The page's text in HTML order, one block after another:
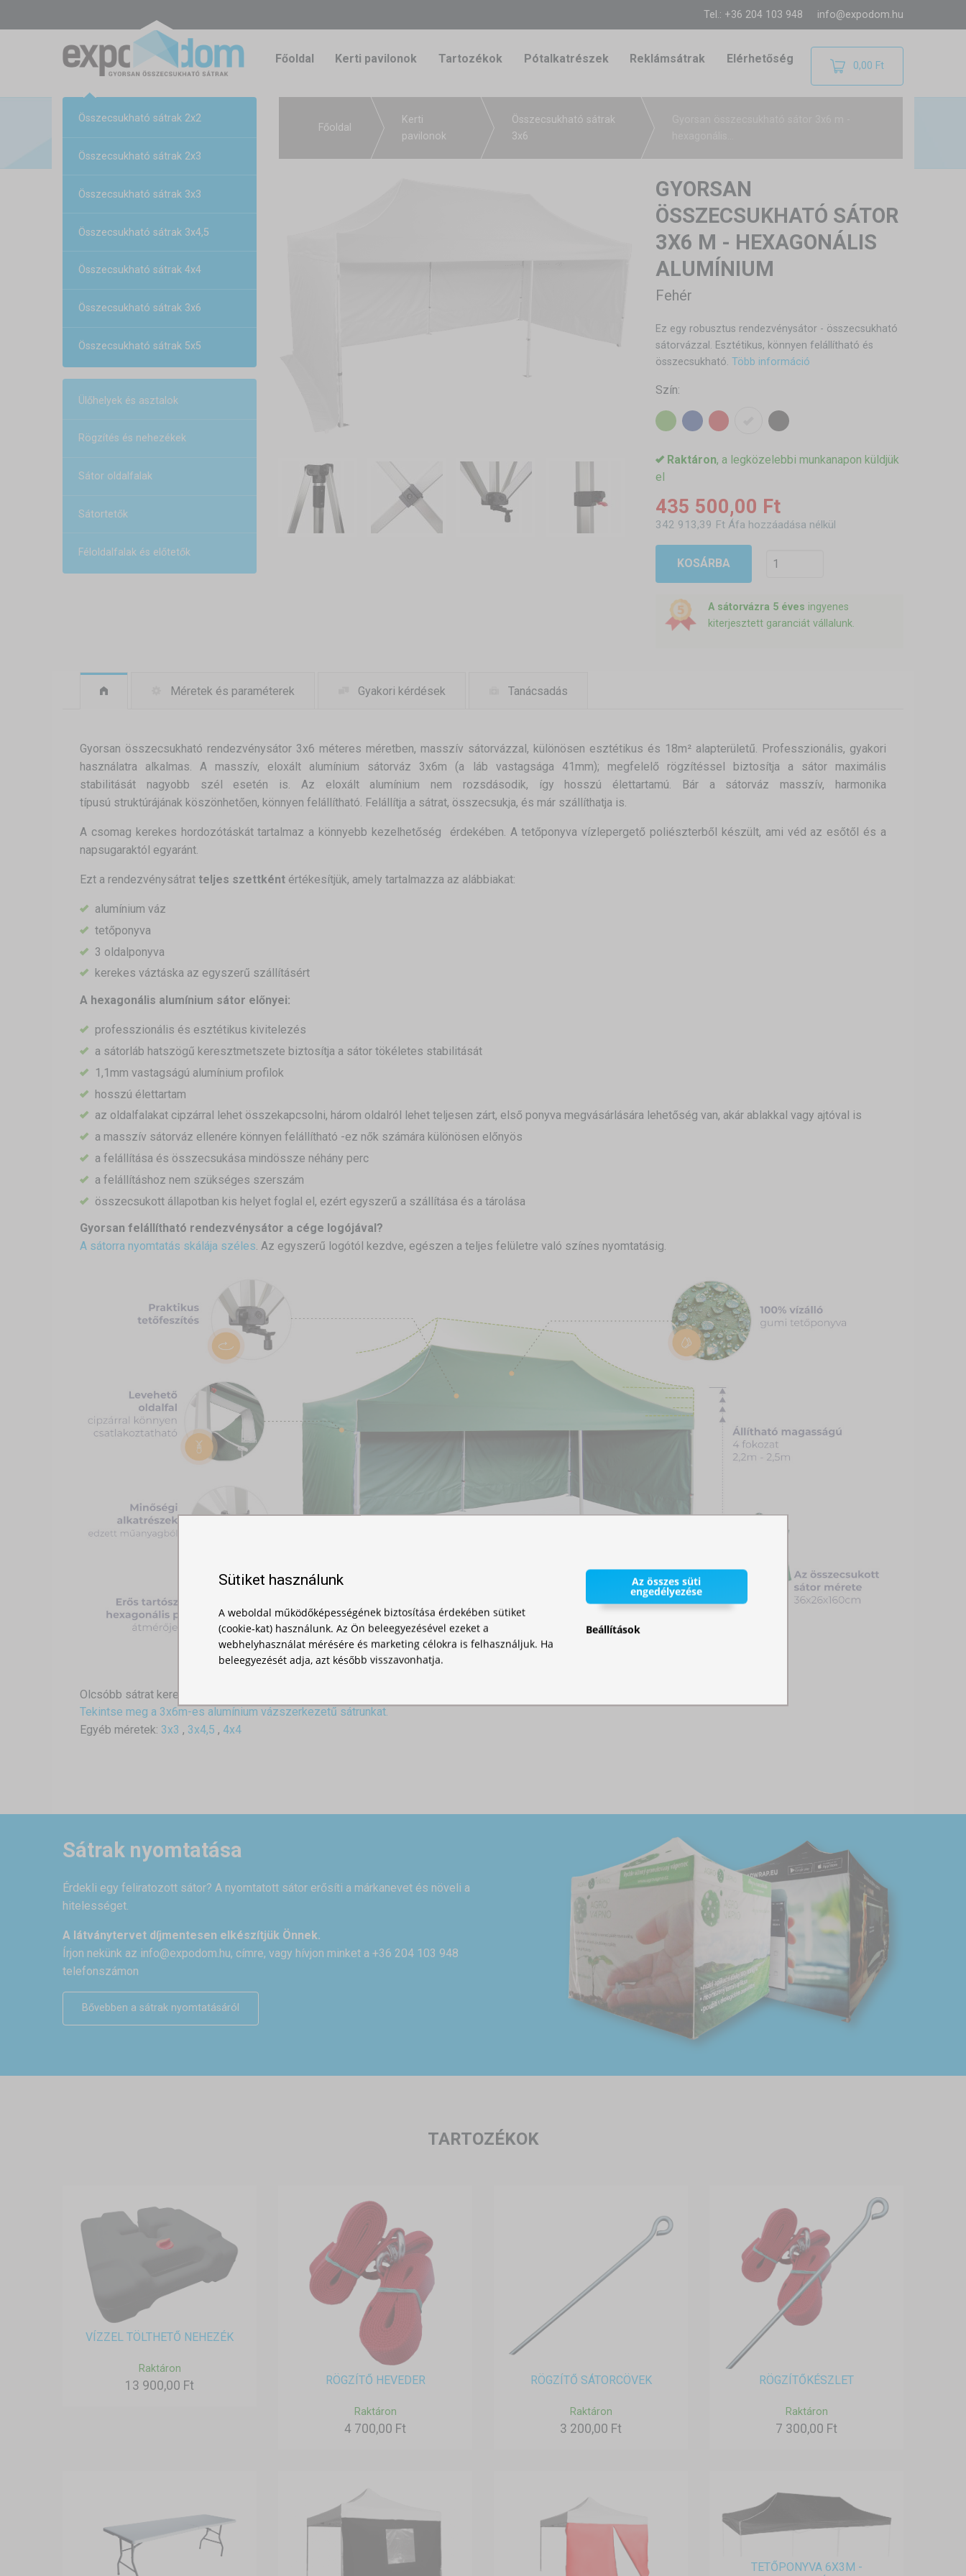
Tel.: +36 204 103 948 info@expodom.hu
Főoldal Kerti pavilonok Tartozékok Pótalkatrészek Reklámsátrak Elérhetőség 0,00 Ft
Összecsukható sátrak 2x2
Összecsukható sátrak 2x3
Összecsukható sátrak 3x3
Összecsukható sátrak 3x4,5
Összecsukható sátrak 4x4
Összecsukható sátrak 3x6
Összecsukható sátrak 5x5
Ülőhelyek és asztalok
Rögzítés és nehezékek
Sátor oldalfalak
Sátortetők
Féloldalfalak és előtetők
Főoldal
Kerti
pavilonok
Összecsukható sátrak
3x6
GYORSAN
ÖSSZECSUKHATÓ SÁTOR
3X6 M - HEXAGONÁLIS
ALUMÍNIUM
Fehér
Ez egy robusztus rendezvénysátor - összecsukható
sátorvázzal. Esztétikus, könnyen felállítható és
összecsukható. Több információ
Szín:
Raktáron, a legközelebbi munkanapon küldjük
el
435 500,00 Ft
342 913,39 Ft Áfa hozzáadása nélkül
KOSÁRBA
A sátorvázra 5 éves ingyenes
kiterjesztett garanciát vállalunk.
Méretek és paraméterek Gyakori kérdések Tanácsadás
Gyorsan összecsukható rendezvénysátor 3x6 méteres méretben, masszív sátorvázzal, különösen esztétikus és 18m² alapterületű. Professzionális, gyakori
használatra alkalmas. A masszív, eloxált alumínium sátorváz 3x6m (a láb vastagsága 41mm); megfelelő rögzítéssel biztosítja a sátor maximális
stabilitását nagyobb szél esetén is. Az eloxált alumínium nem rozsdásodik, így hosszú élettartamú. Bár a sátorváz masszív, harmonika
típusú struktúrájának köszönhetően, könnyen felállítható. Felállítja a sátrat, összecsukja, és már szállíthatja is.
A csomag kerekes hordozótáskát tartalmaz a könnyebb kezelhetőség érdekében. A tetőponyva vízlepergető poliészterből készült, ami véd az esőtől és a
napsugaraktól egyaránt.
Ezt a rendezvénysátrat teljes szettként értékesítjük, amely tartalmazza az alábbiakat:
alumínium váz
tetőponyva
3 oldalponyva
kerekes váztáska az egyszerű szállításért
A hexagonális alumínium sátor előnyei:
professzionális és esztétikus kivitelezés
a sátorláb hatszögű keresztmetszete biztosítja a sátor tökéletes stabilitását
1,1mm vastagságú alumínium profilok
hosszú élettartam
az oldalfalakat cipzárral lehet összekapcsolni, három oldalról lehet teljesen zárt, első ponyva megvásárlására lehetőség van, akár ablakkal vagy ajtóval is
a masszív sátorváz ellenére könnyen felállítható -ez nők számára különösen előnyös
a felállítása és összecsukása mindössze néhány perc
a felállításhoz nem szükséges szerszám
összecsukott állapotban kis helyet foglal el, ezért egyszerű a szállítása és a tárolása
Gyorsan felállítható rendezvénysátor a cége logójával?
A sátorra nyomtatás skálája széles. Az egyszerű logótól kezdve, egészen a teljes felületre való színes nyomtatásig.
Olcsóbb sátrat keres?
Tekintse meg a 3x6m-es alumínium vázszerkezetű sátrunkat.
Egyéb méretek: 3x3 , 3x4,5 , 4x4
Sátrak nyomtatása
Érdekli egy feliratozott sátor? A nyomtatott sátor erősíti a márkanevet és növeli a
hitelességet.
A látványtervet díjmentesen elkészítjük Önnek.
Írjon nekünk az info@expodom.hu, címre, vagy hívjon minket a +36 204 103 948
telefonszámon
Bővebben a sátrak nyomtatásáról
TARTOZÉKOK
VÍZZEL TÖLTHETŐ NEHEZÉK
Raktáron
13 900,00 Ft RÖGZÍTŐ HEVEDER
Raktáron
4 700,00 Ft
RÖGZÍTŐ SÁTORCÖVEK
Raktáron
3 200,00 Ft
RÖGZÍTŐKÉSZLET
Raktáron
7 300,00 Ft
TETŐPONYVA 6X3M -
Sütiket használunk
A weboldal működőképességének biztosítása érdekében sütiket
(cookie-kat) használunk. Az Ön beleegyezésével ezeket a
webhelyhasználat mérésére és marketing célokra is felhasználjuk. Ha
beleegyezését adja, azt később visszavonhatja.
Az összes süti
engedélyezése
Beállítások